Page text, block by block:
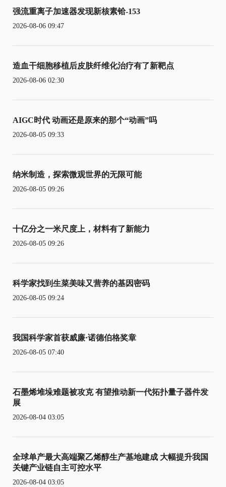
强流重离子加速器发现新核素铪-153
2026-08-06 09:47
造血干细胞移植后皮肤纤维化治疗有了新靶点
2026-08-06 02:30
AIGC时代 动画还是原来的那个“动画”吗
2026-08-05 09:33
纳米制造，探索微观世界的无限可能
2026-08-05 09:26
十亿分之一米尺度上，材料有了新能力
2026-08-05 09:26
科学家找到生菜美味又营养的基因密码
2026-08-05 09:24
我国科学家首获威廉·诺德伯格奖章
2026-08-05 07:40
石墨烯堆垛难题被攻克 有望推动新一代拓扑量子器件发
展
2026-08-04 03:05
全球单产最大高端聚乙烯醇生产基地建成 大幅提升我国
关键产业链自主可控水平
2026-08-04 03:05